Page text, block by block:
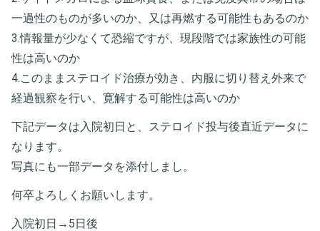
一過性のものが多いのか、又は再燃する可能性もあるのか
3.情報量が少なくて恐縮ですが、現段階では家族性の可能
性は高いのか
4.このままステロイド治療が効き、内服に切り替え外来で
経過観察を行い、寛解する可能性は高いのか
下記データは入院初日と、ステロイド投与後直近データに
なります。
写真にも一部データを添付しまし。
何卒よろしくお願いします。
入院初日→5日後